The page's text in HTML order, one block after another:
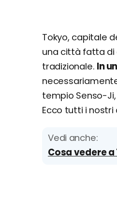
Tokyo, capitale
una città fatta di
tradizionale. In
tempio Senso-Ji,
Ecco tutti i nostri
Vedi anche:
Cosa vedere a